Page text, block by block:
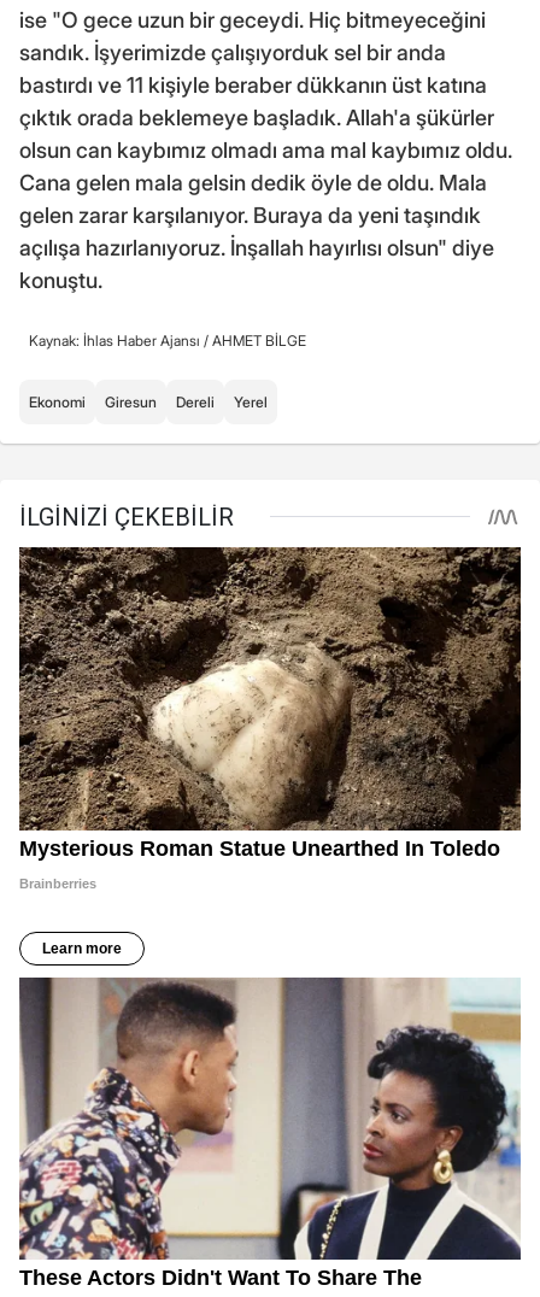
ise "O gece uzun bir geceydi. Hiç bitmeyeceğini
sandık. İşyerimizde çalışıyorduk sel bir anda
bastırdı ve 11 kişiyle beraber dükkanın üst katına
çıktık orada beklemeye başladık. Allah'a şükürler
olsun can kaybımız olmadı ama mal kaybımız oldu.
Cana gelen mala gelsin dedik öyle de oldu. Mala
gelen zarar karşılanıyor. Buraya da yeni taşındık
açılışa hazırlanıyoruz. İnşallah hayırlısı olsun" diye
konuştu.
Kaynak: İhlas Haber Ajansı / AHMET BİLGE
Ekonomi Giresun Dereli Yerel